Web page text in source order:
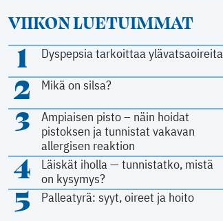
VIIKON LUETUIMMAT
1 Dyspepsia tarkoittaa ylävatsaoireita
2 Mikä on silsa?
3
Ampiaisen pisto – näin hoidat
pistoksen ja tunnistat vakavan
allergisen reaktion
4
Läiskät iholla — tunnistatko, mistä
on kysymys?
5 Palleatyrä: syyt, oireet ja hoito